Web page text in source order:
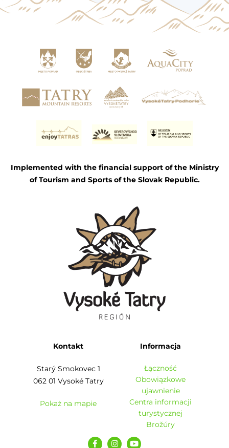
Implemented with the financial support of the Ministry
of Tourism and Sports of the Slovak Republic.
Kontakt
Starý Smokovec 1
062 01 Vysoké Tatry
Pokaż na mapie
Informacja
Łączność
Obowiązkowe
ujawnienie
Centra informacji
turystycznej
Brožúry